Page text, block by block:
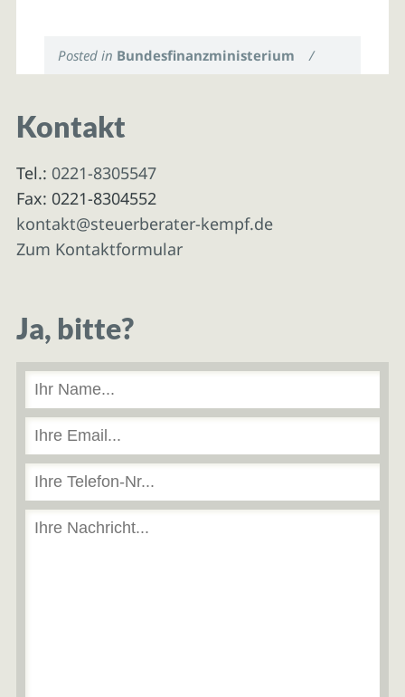
Posted in Bundesfinanzministerium /
Kontakt
Tel.: 0221-8305547
Fax: 0221-8304552
kontakt@steuerberater-kempf.de
Zum Kontaktformular
Ja, bitte?